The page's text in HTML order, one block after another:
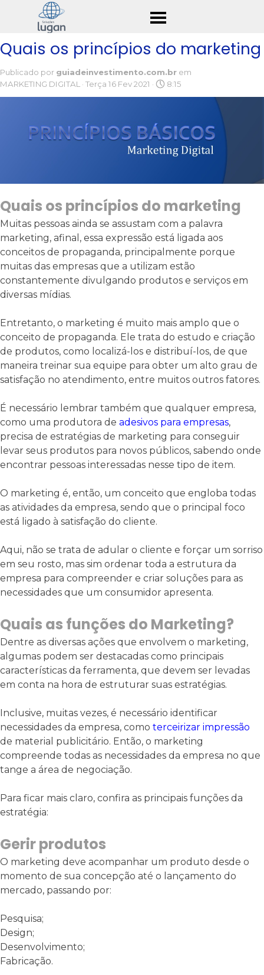
Ir para o conteúdo
Pular menu
Quais os princípios do marketing
Publicado por guiadeinvestimento.com.br em
MARKETING DIGITAL · Terça 16 Fev 2021 · 8:15
Quais os princípios do marketing
Muitas pessoas ainda se assustam com a palavra
marketing, afinal, essa expressão está ligada aos
conceitos de propaganda, principalmente porque
muitas das empresas que a utilizam estão
constantemente divulgando produtos e serviços em
diversas mídias.
Entretanto, o marketing é muito mais amplo que o
conceito de propaganda. Ele trata do estudo e criação
de produtos, como localizá-los e distribuí-los, de que
maneira treinar sua equipe para obter um alto grau de
satisfação no atendimento, entre muitos outros fatores.
É necessário lembrar também que qualquer empresa,
como uma produtora de adesivos para empresas,
precisa de estratégias de marketing para conseguir
levar seus produtos para novos públicos, sabendo onde
encontrar pessoas interessadas nesse tipo de item.
O marketing é, então, um conceito que engloba todas
as atividades da empresa, sendo que o principal foco
está ligado à satisfação do cliente.
Aqui, não se trata de adular o cliente e forçar um sorriso
em seu rosto, mas sim ordenar toda a estrutura da
empresa para compreender e criar soluções para as
necessidades que um consumidor apresenta.
Quais as funções do Marketing?
Dentre as diversas ações que envolvem o marketing,
algumas podem ser destacadas como principais
características da ferramenta, que devem ser levadas
em conta na hora de estruturar suas estratégias.
Inclusive, muitas vezes, é necessário identificar
necessidades da empresa, como terceirizar impressão
de material publicitário. Então, o marketing
compreende todas as necessidades da empresa no que
tange a área de negociação.
Para ficar mais claro, confira as principais funções da
estratégia:
Gerir produtos
O marketing deve acompanhar um produto desde o
momento de sua concepção até o lançamento do
mercado, passando por:
Pesquisa;
Design;
Desenvolvimento;
Fabricação.